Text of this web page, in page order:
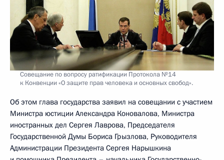
Совещание по вопросу ратификации Протокола №14
к Конвенции «О защите прав человека и основных свобод».
Об этом глава государства заявил на совещании с участием
Министра юстиции Александра Коновалова, Министра
иностранных дел Сергея Лаврова, Председателя
Государственной Думы Бориса Грызлова, Руководителя
Администрации Президента Сергея Нарышкина